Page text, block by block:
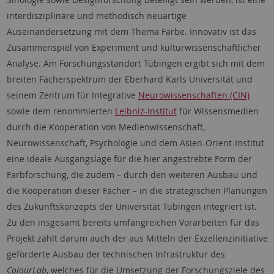
interdisziplinäre und methodisch neuartige
Auseinandersetzung mit dem Thema Farbe. Innovativ ist das
Zusammenspiel von Experiment und kulturwissenschaftlicher
Analyse. Am Forschungsstandort Tübingen ergibt sich mit dem
breiten Fächerspektrum der Eberhard Karls Universität und
seinem Zentrum für Integrative Neurowissenschaften (CIN)
sowie dem renommierten Leibniz-Institutfür Wissensmedien
durch die Kooperation von Medienwissenschaft,
Neurowissenschaft, Psychologie und dem Asien-Orient-Institut
eine ideale Ausgangslage für die hier angestrebte Form der
Farbforschung, die zudem – durch den weiteren Ausbau und
die Kooperation dieser Fächer – in die strategischen Planungen
des Zukunftskonzepts der Universität Tübingen integriert ist.
Zu den insgesamt bereits umfangreichen Vorarbeiten für das
Projekt zählt darum auch der aus Mitteln der Exzellenzinitiative
geförderte Ausbau der technischen Infrastruktur des
ColourLab, welches für die Umsetzung der Forschungsziele des